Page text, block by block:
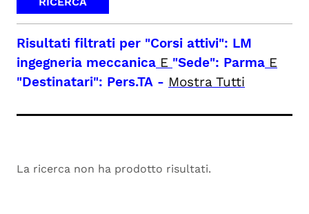
Risultati filtrati per "Corsi attivi": LM
ingegneria meccanica E "Sede": Parma E
"Destinatari": Pers.TA - Mostra Tutti
La ricerca non ha prodotto risultati.